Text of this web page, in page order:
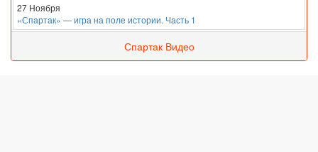
27 Ноября
«Спартак» — игра на поле истории. Часть 1
Спартак Видео